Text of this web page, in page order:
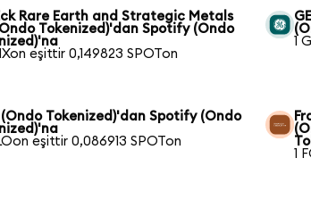
Rare Earth and Strategic Metals
Tokenized)'dan Spotify (Ondo
eşittir 0,149823 SPOTon
1
Tokenized)'dan Spotify (Ondo
eşittir 0,086913 SPOTon
1